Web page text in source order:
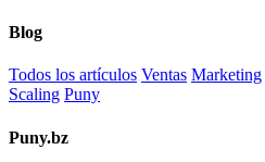
Blog
Todos los artículos Ventas Marketing
Scaling Puny
Puny.bz